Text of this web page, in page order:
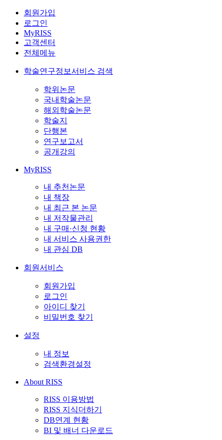
회원가입
로그인
MyRISS
고객센터
전체메뉴
학술연구정보서비스 검색
학위논문
국내학술논문
해외학술논문
학술지
단행본
연구보고서
공개강의
MyRISS
내 추천논문
내 책장
내 최근 본 논문
내 저작물관리
내 구매·신청 현황
내 서비스 사용권한
내 관심 DB
회원서비스
회원가입
로그인
아이디 찾기
비밀번호 찾기
설정
내 정보
검색환경설정
About RISS
RISS 이용방법
RISS 지식더하기
DB연계 현황
BI 및 배너 다운로드